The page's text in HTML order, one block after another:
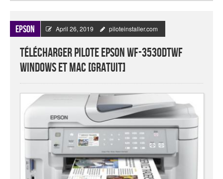
Epson April 26, 2019 piloteinstaller.com
Télécharger Pilote Epson WF-3530DTWF
Windows Et Mac [Gratuit]